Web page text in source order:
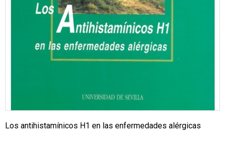
Los antihistamínicos H1 en las enfermedades alérgicas